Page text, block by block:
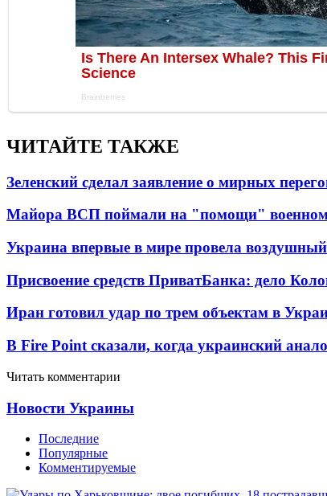
ЧИТАЙТЕ ТАКЖЕ
Зеленский сделал заявление о мирных
Майора ВСП поймали на "помощи"
Украина впервые в мире провела
Присвоение средств ПриватБанка: дело
Иран готовил удар по трем объектам в
В Fire Point сказали, когда украинский
Читать комментарии
Новости Украины
Последние
Популярные
Комментируемые